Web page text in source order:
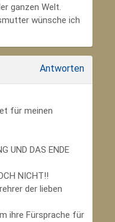
ganzen Welt.
wünsche ich
Antworten
für meinen
UND DAS ENDE
NICHT!!
der lieben
ihre Fürsprache für